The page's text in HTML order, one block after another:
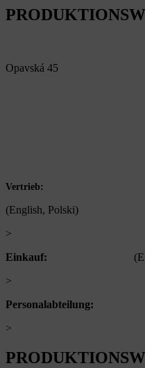
Opavská 45
Vertrieb:
(English, Polski)
>
Einkauf:
>
Personalabteilung:
>